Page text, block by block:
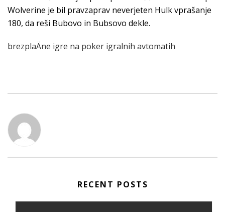
Wolverine je bil pravzaprav neverjeten Hulk vprašanje
180, da reši Bubovo in Bubsovo dekle.
brezplaÄne igre na poker igralnih avtomatih
RECENT POSTS